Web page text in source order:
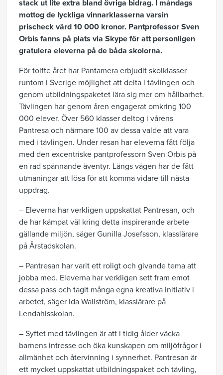
stack ut lite extra bland övriga bidrag. I måndags
mottog de lyckliga vinnarklasserna varsin
prischeck värd 10 000 kronor. Pantprofessor Sven
Orbis fanns på plats via Skype för att personligen
gratulera eleverna på de båda skolorna.
För tolfte året har Pantamera erbjudit skolklasser
runtom i Sverige möjlighet att delta i tävlingen och
genom utbildningspaketet lära sig mer om hållbarhet.
Tävlingen har genom åren engagerat omkring 100
000 elever. Över 560 klasser deltog i vårens
Pantresa och närmare 100 av dessa valde att vara
med i tävlingen. Under resan har eleverna fått följa
med den excentriske pantprofessorn Sven Orbis på
en rad spännande äventyr. Längs vägen har de fått
utmaningar att lösa för att komma vidare till nästa
uppdrag.
– Eleverna har verkligen uppskattat Pantresan, och
de har kämpat väl kring detta inspirerande arbete
gällande miljön, säger Gunilla Josefsson, klasslärare
på Årstadskolan.
– Pantresan har varit ett roligt och givande tema att
jobba med. Eleverna har verkligen sett fram emot
dessa pass och tagit många egna kreativa initiativ i
arbetet, säger Ida Wallström, klasslärare på
Lendahlsskolan.
– Syftet med tävlingen är att i tidig ålder väcka
barnens intresse och öka kunskapen om miljöfrågor i
allmänhet och återvinning i synnerhet. Pantresan är
ett mycket uppskattat utbildningspaket och tävling,